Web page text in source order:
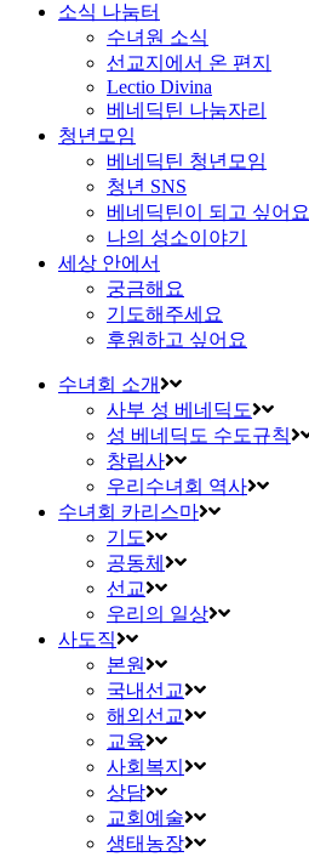
소식 나눔터
수녀원 소식
선교지에서 온 편지
Lectio Divina
베네딕틴 나눔자리
청년모임
베네딕틴 청년모임
청년 SNS
베네딕틴이 되고 싶어요
나의 성소이야기
세상 안에서
궁금해요
기도해주세요
후원하고 싶어요
수녀회 소개
사부 성 베네딕도
성 베네딕도 수도규칙
창립사
우리수녀회 역사
수녀회 카리스마
기도
공동체
선교
우리의 일상
사도직
본원
국내선교
해외선교
교육
사회복지
상담
교회예술
생태농장